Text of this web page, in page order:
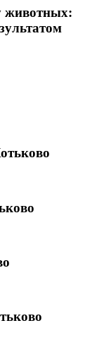
животных: